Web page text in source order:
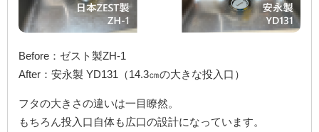
Before：ゼスト製ZH-1
After：安永製 YD131（14.3㎝の大きな投入口）
フタの大きさの違いは一目瞭然。
もちろん投入口自体も広口の設計になっています。